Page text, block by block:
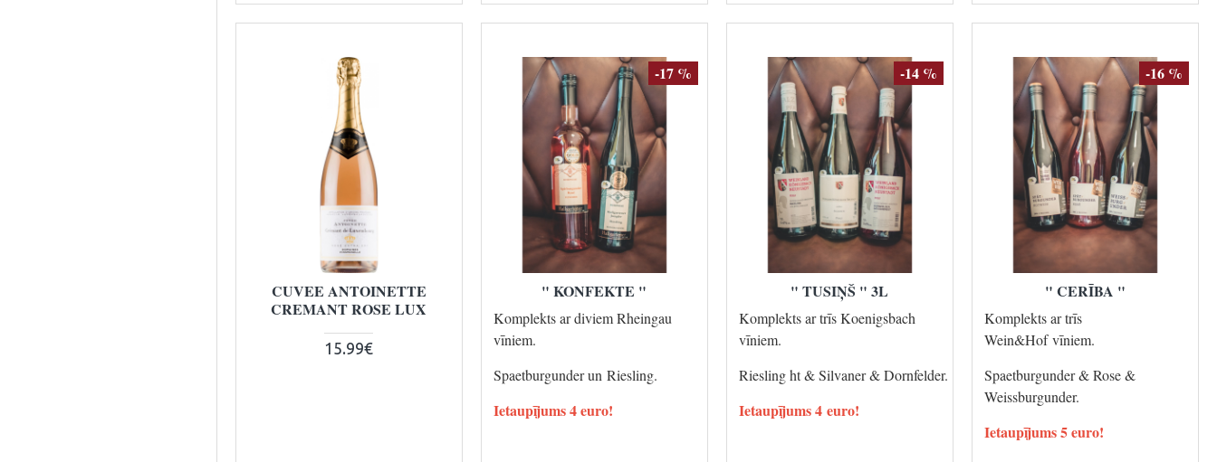
CUVEE ANTOINETTE
CREMANT ROSE LUX
15.99€
-17 %
" KONFEKTE "
Komplekts ar diviem Rheingau
vīniem.
Spaetburgunder un Riesling.
Ietaupījums 4 euro!
-14 %
" TUSIŅŠ " 3L
Komplekts ar trīs Koenigsbach
vīniem.
Riesling ht & Silvaner & Dornfelder.
Ietaupījums 4 euro!
-16 %
" CERĪBA "
Komplekts ar trīs
Wein&Hof vīniem.
Spaetburgunder & Rose &
Weissburgunder.
Ietaupījums 5 euro!